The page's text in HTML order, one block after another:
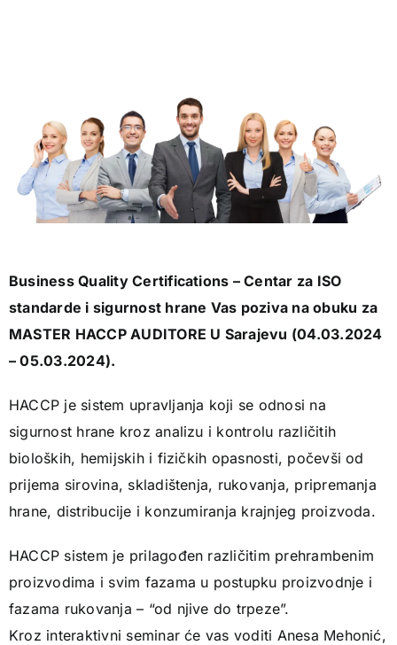
Business Quality Certifications – Centar za ISO
standarde i sigurnost hrane Vas poziva na obuku za
MASTER HACCP AUDITORE U Sarajevu (04.03.2024
– 05.03.2024).
HACCP je sistem upravljanja koji se odnosi na
sigurnost hrane kroz analizu i kontrolu različitih
bioloških, hemijskih i fizičkih opasnosti, počevši od
prijema sirovina, skladištenja, rukovanja, pripremanja
hrane, distribucije i konzumiranja krajnjeg proizvoda.
HACCP sistem je prilagođen različitim prehrambenim
proizvodima i svim fazama u postupku proizvodnje i
fazama rukovanja – “od njive do trpeze”.
Kroz interaktivni seminar će vas voditi Anesa Mehonić,